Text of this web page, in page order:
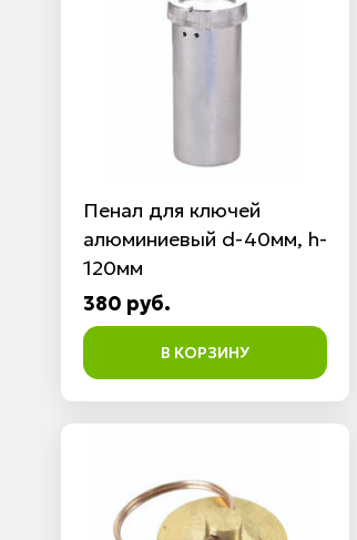
Пенал для ключей
алюминиевый d-40мм, h-
120мм
380 руб.
В КОРЗИНУ